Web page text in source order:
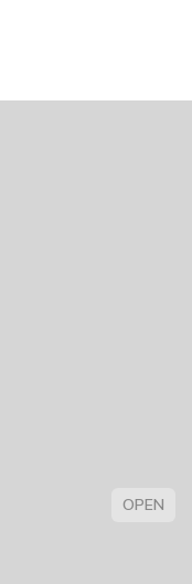
OPEN